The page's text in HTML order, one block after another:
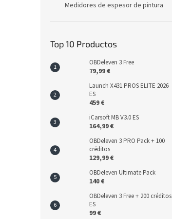
Medidores de espesor de pintura
Top 10 Productos
OBDeleven 3 Free
79,99 €
Launch X431 PROS ELITE 2026
ES
459 €
iCarsoft MB V3.0 ES
164,99 €
OBDeleven 3 PRO Pack + 100
créditos
129,99 €
OBDeleven Ultimate Pack
140 €
OBDeleven 3 Free + 200 créditos
ES
99 €